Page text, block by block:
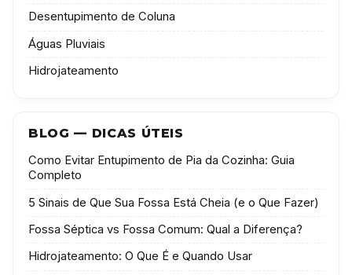
Desentupimento de Coluna
Águas Pluviais
Hidrojateamento
BLOG — DICAS ÚTEIS
Como Evitar Entupimento de Pia da Cozinha: Guia
Completo
5 Sinais de Que Sua Fossa Está Cheia (e o Que Fazer)
Fossa Séptica vs Fossa Comum: Qual a Diferença?
Hidrojateamento: O Que É e Quando Usar